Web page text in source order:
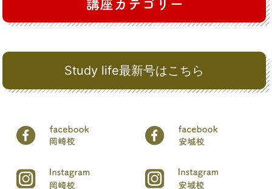
Study life最新号はこちら